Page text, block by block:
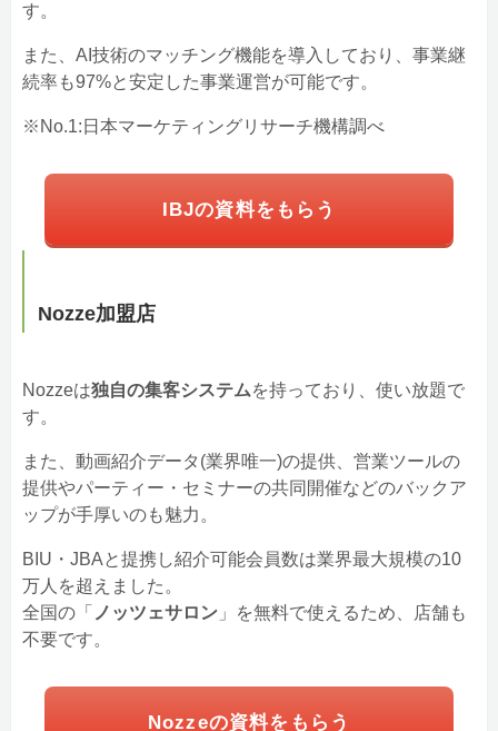
す。
また、AI技術のマッチング機能を導入しており、事業継
続率も97%と安定した事業運営が可能です。
※No.1:日本マーケティングリサーチ機構調べ
IBJの資料をもらう
Nozze加盟店
Nozzeは独自の集客システムを持っており、使い放題で
す。
また、動画紹介データ(業界唯一)の提供、営業ツールの
提供やパーティー・セミナーの共同開催などのバックア
ップが手厚いのも魅力。
BIU・JBAと提携し紹介可能会員数は業界最大規模の10
万人を超えました。
全国の「 ノッツェサロン 」を無料で使えるため、店舗も
不要です。
Nozzeの資料をもらう